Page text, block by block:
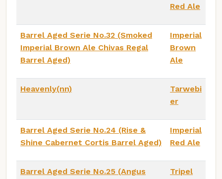
Red Ale
Barrel Aged Serie No.32 (Smoked
Imperial Brown Ale Chivas Regal
Barrel Aged)
Imperial
Brown
Ale
Heavenly(nn)
Tarwebi
er
Barrel Aged Serie No.24 (Rise &
Shine Cabernet Cortis Barrel Aged)
Imperial
Red Ale
Barrel Aged Serie No.25 (Angus
Tripel